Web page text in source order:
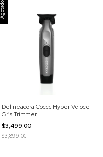
Agotado
Delineadora Cocco Hyper Veloce
Gris Trimmer
$3,499.00
$3,899.00